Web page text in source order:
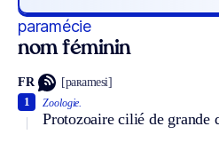
paramécie
nom féminin
FR [paʀamesi]
Zoologie.
Protozoaire cilié de grande
1